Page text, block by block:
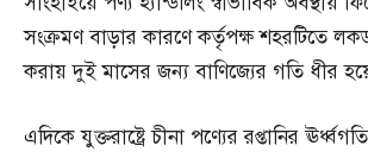
সংক্রমণ বাড়ার কারণে কর্তৃপক্ষ শহরটিতে
করায় দুই মাসের জন্য বাণিজ্যের গতি ধীর
এদিকে যুক্তরাষ্ট্রে চীনা পণ্যের রপ্তানির